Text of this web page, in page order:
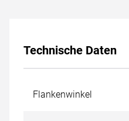
Technische Daten
Flankenwinkel